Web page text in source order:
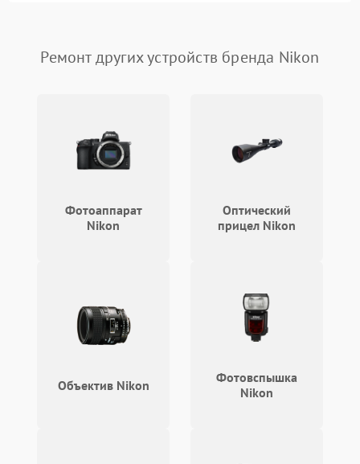
Запотевание линз 3000 ₽ Подробнее →
Потеря резкости Подробнее →
Ремонт других устройств бренда Nikon
Фотоаппарат
Nikon
Оптический
прицел Nikon
Объектив Nikon
Фотовспышка
Nikon